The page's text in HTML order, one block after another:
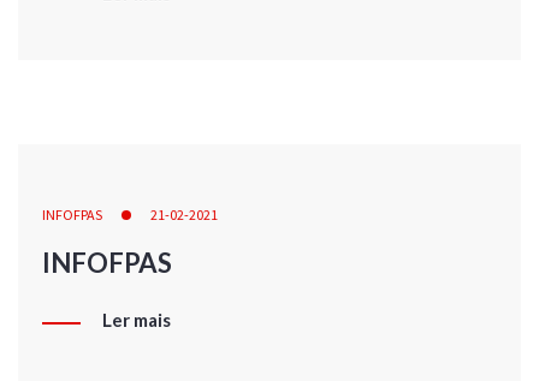
INFOFPAS 21-02-2021
INFOFPAS
Ler mais